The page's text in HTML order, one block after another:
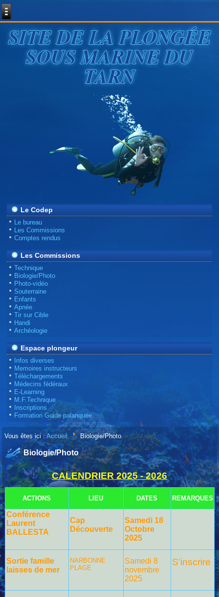
SITE DE LA PLONGÉE
SOUS MARINE DU
TARN
Le Codep
Le bureau
Les Commissions
Comptes rendus
Les Commissions
Technique
Biologie/Photo
Photo-vidéo
Souterraine
Enfants
Apnée
Tir sur Cible
Handi
Archéologie
Espace plongeur
Infos diverses
Memoires instructeurs
Télèchargements
Médecins fédéraux
E-Learning
M.F.Technique
Inscriptions
Formation Guide palanquée
Vous êtes ici :Accueil Biologie/Photo
Biologie/Photo
CALENDRIER 2025 - 2026
ACTIONS LIEU DATES REMARQUES
Conférence
Laurent
BALLESTA
Cap
Découverte
Samedi 18
Octobre
2025
Sortie famille
laisses de mer
NARBONNE
PLAGE
Samedi 8
novembre
2025
S'inscrire